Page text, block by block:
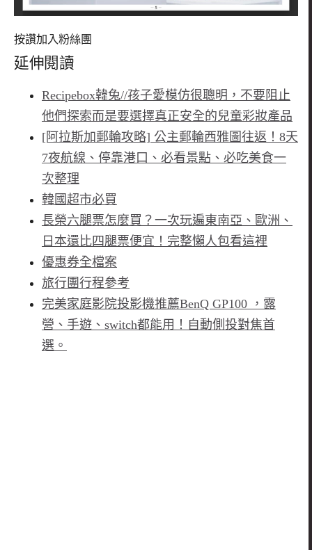
按讚加入粉絲團
延伸閱讀
Recipebox韓兔//孩子愛模仿很聰明，不要阻止
他們探索而是要選擇真正安全的兒童彩妝產品
[阿拉斯加郵輪攻略] 公主郵輪西雅圖往返！8天
7夜航線、停靠港口、必看景點、必吃美食一
次整理
韓國超市必買
長榮六腿票怎麼買？一次玩遍東南亞、歐洲、
日本還比四腿票便宜！完整懶人包看這裡
優惠券全檔案
旅行團行程參考
完美家庭影院投影機推薦BenQ GP100 ，露
營、手遊、switch都能用！自動側投對焦首
選。